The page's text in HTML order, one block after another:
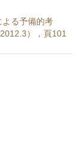
よる予備的考
），頁101